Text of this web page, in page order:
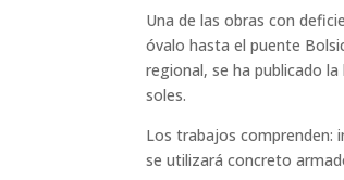
Una de las obras con
óvalo hasta el puente
regional, se ha publicado
soles.
Los trabajos comprenden:
se utilizará concreto